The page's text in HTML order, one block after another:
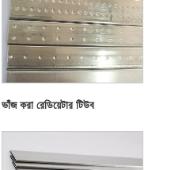
ভাঁজ করা রেডিয়েটার টিউব